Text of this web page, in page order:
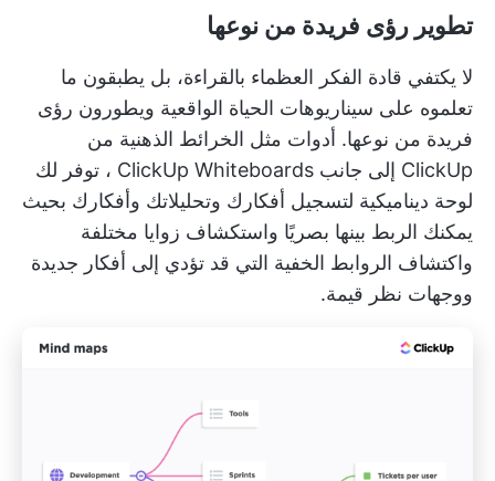
تطوير رؤى فريدة من نوعها
لا يكتفي قادة الفكر العظماء بالقراءة، بل يطبقون ما
تعلموه على سيناريوهات الحياة الواقعية ويطورون رؤى
فريدة من نوعها. أدوات مثل الخرائط الذهنية من
ClickUp إلى جانب ClickUp Whiteboards ، توفر لك
لوحة ديناميكية لتسجيل أفكارك وتحليلاتك وأفكارك بحيث
يمكنك الربط بينها بصريًا واستكشاف زوايا مختلفة
واكتشاف الروابط الخفية التي قد تؤدي إلى أفكار جديدة
ووجهات نظر قيمة.